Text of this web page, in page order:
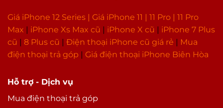
Hỗ trợ - Dịch vụ
Mua điện thoại trả góp
Giá iPhone 12 Series | Giá iPhone 11 11 Pro
11 Pro
Max
iPhone Xs Max cũ iPhone X cũ
iPhone 7 Plus
cũ
8 Plus cũ Điện thoại iPhone cũ giá rẻ
Mua
điện thoại trả góp
Giá điện thoại iPhone Biên Hòa